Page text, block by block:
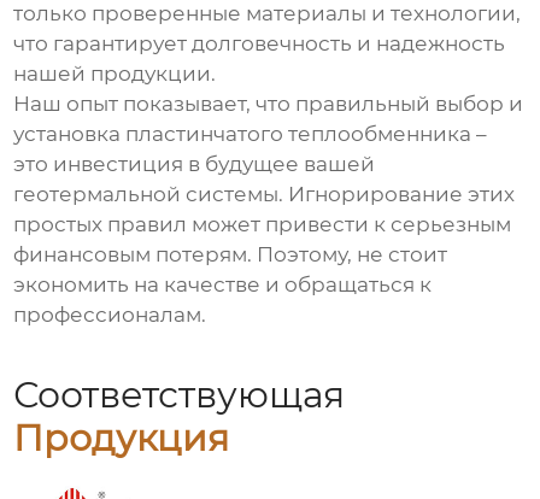
только проверенные материалы и технологии,
что гарантирует долговечность и надежность
нашей продукции.
Наш опыт показывает, что правильный выбор и
установка пластинчатого теплообменника –
это инвестиция в будущее вашей
геотермальной системы. Игнорирование этих
простых правил может привести к серьезным
финансовым потерям. Поэтому, не стоит
экономить на качестве и обращаться к
профессионалам.
Соответствующая
Продукция